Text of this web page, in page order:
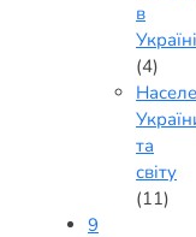
в
Україні
(4)
та
світу
(11)
9